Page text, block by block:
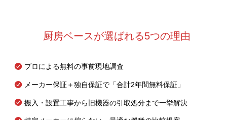
厨房ベースが選ばれる5つの理由
プロによる無料の事前現地調査
メーカー保証＋独自保証で「合計2年間無料保証」
搬入・設置工事から旧機器の引取処分まで一挙解決